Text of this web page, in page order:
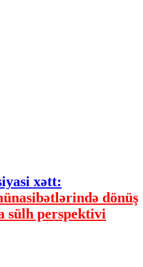
xətt:
dönüş
sülh perspektivi